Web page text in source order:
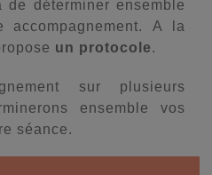
de déterminer ensemble
A la
un protocole.
sur plusieurs
ensemble vos
séance.